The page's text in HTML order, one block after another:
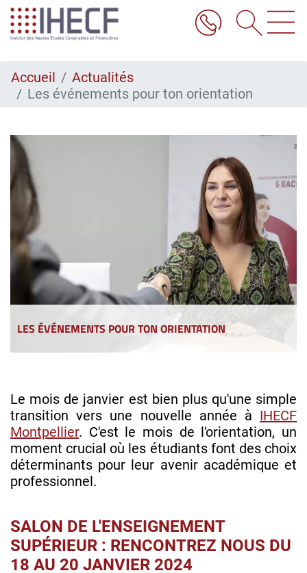
Aller
au
contenu
Accueil
Actualités
Les événements pour ton orientation
LES ÉVÉNEMENTS POUR TON ORIENTATION
Le mois de janvier est bien plus qu'une simple
transition vers une nouvelle année à IHECF
Montpellier. C'est le mois de l'orientation, un
moment crucial où les étudiants font des choix
déterminants pour leur avenir académique et
professionnel.
SALON DE L'ENSEIGNEMENT
SUPÉRIEUR : RENCONTREZ NOUS DU
18 AU 20 JANVIER 2024